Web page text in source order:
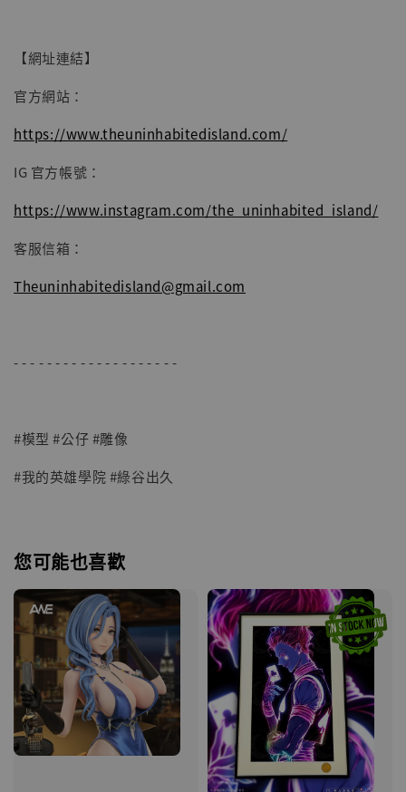
【網址連結】
官方網站：
https://www.theuninhabitedisland.com/
IG 官方帳號：
https://www.instagram.com/the_uninhabited_island/
客服信箱：
Theuninhabitedisland@gmail.com
- - - - - - - - - - - - - - - - - - - -
#模型 #公仔 #雕像
#我的英雄學院 #綠谷出久
您可能也喜歡